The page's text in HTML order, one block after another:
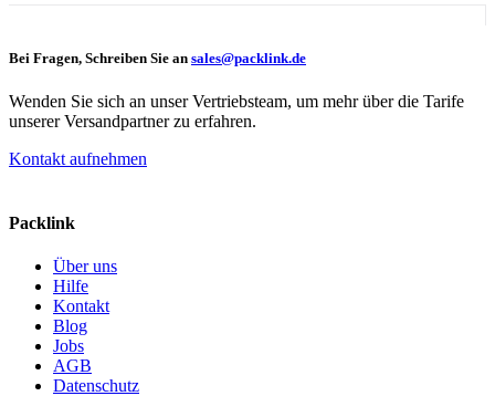
Bei Fragen, Schreiben Sie an sales@packlink.de
Wenden Sie sich an unser Vertriebsteam, um mehr über die Tarife
unserer Versandpartner zu erfahren.
Kontakt aufnehmen
Packlink
Über uns
Hilfe
Kontakt
Blog
Jobs
AGB
Datenschutz